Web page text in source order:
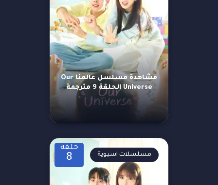
مشاهدة مسلسل عالمنا Our
Universe الحلقة 9 مترجمة
حلقة
8 مسلسلات اسيوية